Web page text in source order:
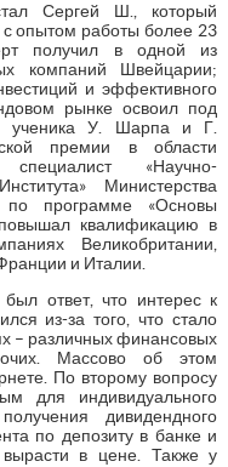
Сергей Ш., который
опытом работы более 23
получил в одной из
компаний Швейцарии;
и эффективного
рынке освоил под
– ученика У. Шарпа и Г.
премии в области
специалист «Научно-
Министерства
по программе «Основы
квалификацию в
Великобритании,
и Италии.
ответ, что интерес к
из-за того, что стало
– различных финансовых
Массово об этом
По второму вопросу
для индивидуального
дивидендного
по депозиту в банке и
в цене. Также у